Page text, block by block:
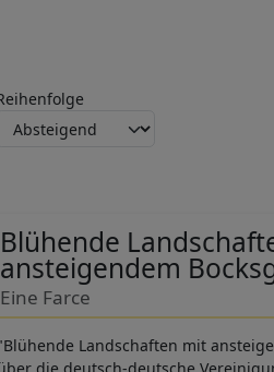
Blühende
ansteigendem
Eine Farce
Landschaften mit
die deutsch-deutsche